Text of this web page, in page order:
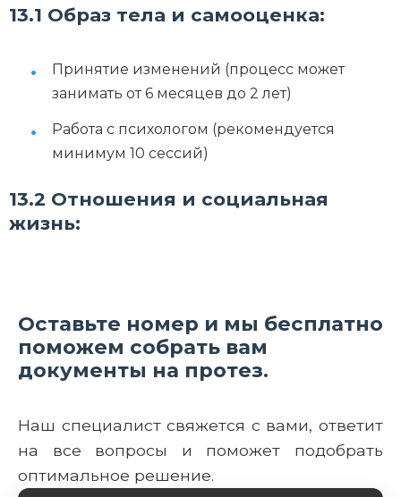
13.1 Образ тела и самооценка:
Принятие изменений (процесс может
занимать от 6 месяцев до 2 лет)
Работа с психологом (рекомендуется
минимум 10 сессий)
13.2 Отношения и социальная
жизнь:
Оставьте номер и мы бесплатно
поможем собрать вам
документы на протез.
Наш специалист свяжется с вами, ответит
на все вопросы и поможет подобрать
оптимальное решение.